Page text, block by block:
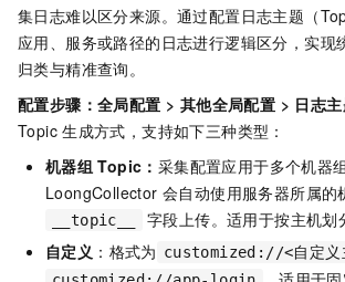
集日志难以区分来源。通过配置日志主题（
应用、服务或路径的日志进行逻辑区分，实现
归类与精准查询。
配置步骤： 全局配置 > 其他全局配置 > 日志
Topic 生成方式，支持如下三种类型：
机器组 Topic： 采集配置应用于多个机器
LoongCollector 会自动使用服务器所属的
__topic__
字段上传。适用于按主机划
自定义 ：格式为 customized://<自定义